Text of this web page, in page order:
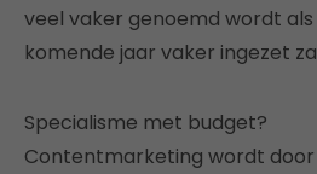
veel vaker genoemd wordt
komende jaar vaker ingezet
Specialisme met budget?
Contentmarketing wordt